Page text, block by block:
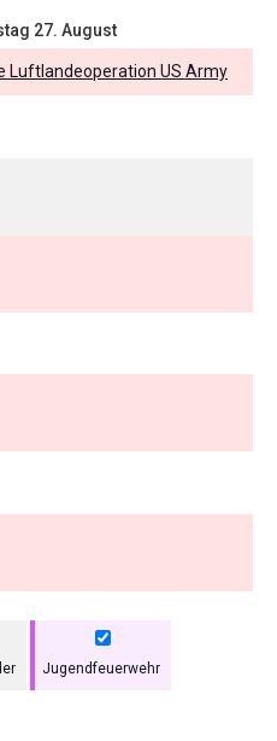
27. August
Luftlandeoperation US Army
Jugendfeuerwehr